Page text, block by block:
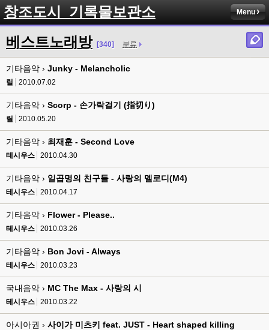
창조도시_기록물보관소 Menu
베스트노래방 [340] 분류
기타음악 › Junky - Melancholic
릴 2010.07.02
기타음악 › Scorp - 손가락걸기 (指切り)
릴 2010.05.20
기타음악 › 최재훈 - Second Love
테시우스 2010.04.30
기타음악 › 일곱명의 친구들 - 사랑의 멜로디(M4)
테시우스 2010.04.17
기타음악 › Flower - Please..
테시우스 2010.03.26
기타음악 › Bon Jovi - Always
테시우스 2010.03.23
국내음악 › MC The Max - 사랑의 시
테시우스 2010.03.22
아시아권 › 사이가 미츠키 feat. JUST - Heart shaped killing